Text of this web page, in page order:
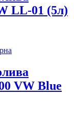
LL-01 (5л)
VW Blue